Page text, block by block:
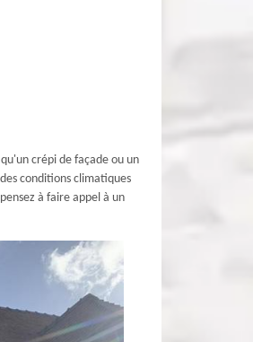
crépi de façade ou un
conditions climatiques
à faire appel à un